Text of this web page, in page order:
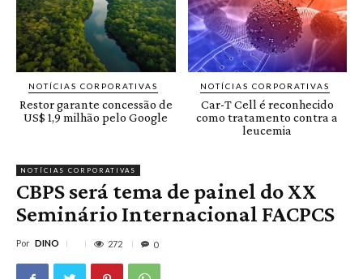
NOTÍCIAS CORPORATIVAS
Restor garante concessão de
US$ 1,9 milhão pelo Google
NOTÍCIAS CORPORATIVAS
Car-T Cell é reconhecido
como tratamento contra a
leucemia